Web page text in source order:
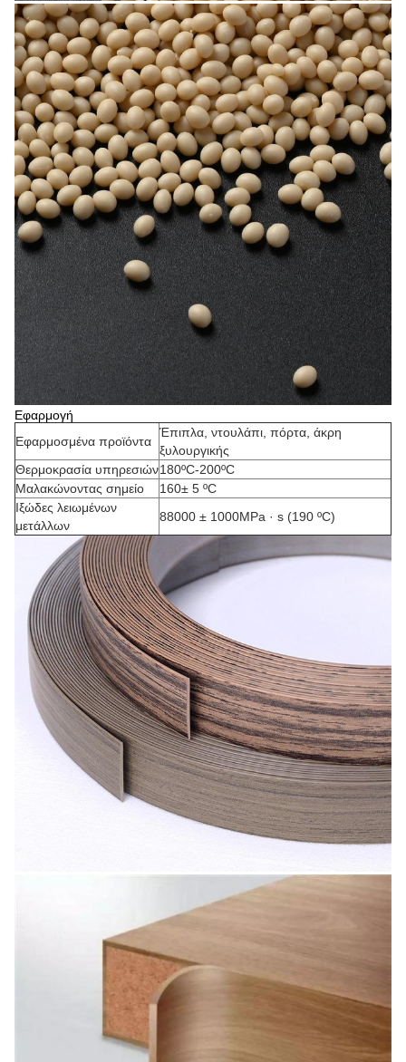
Εφαρμογή
Εφαρμοσμένα προϊόντα
Έπιπλα, ντουλάπι, πόρτα, άκρη
ξυλουργικής
Θερμοκρασία υπηρεσιών180ºC-200ºC
Μαλακώνοντας σημείο
160± 5 ºC
Ιξώδες λειωμένων
μετάλλων
88000 ± 1000MPa · s (190 ºC)